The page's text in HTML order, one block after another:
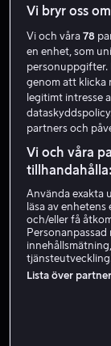
Vi bryr oss
Vi och våra78
en enhet, som
personuppgifter.
genom att klicka
legitimt intresse
partners och
Vi och våra
tillhandahålla:
Använda exakta
läsa av
och/eller få
Lista över